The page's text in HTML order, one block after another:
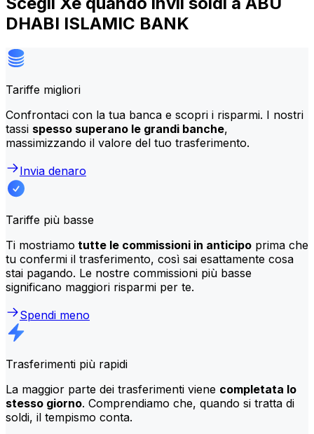
DHABI ISLAMIC BANK
Tariffe migliori
Confrontaci con la tua banca e scopri i risparmi. I nostri
tassi spesso superano le grandi banche,
massimizzando il valore del tuo trasferimento.
Invia denaro
Tariffe più basse
Ti mostriamo tutte le commissioni in anticipo prima che
tu confermi il trasferimento, così sai esattamente cosa
stai pagando. Le nostre commissioni più basse
significano maggiori risparmi per te.
Spendi meno
Trasferimenti più rapidi
La maggior parte dei trasferimenti viene completata lo
stesso giorno. Comprendiamo che, quando si tratta di
soldi, il tempismo conta.